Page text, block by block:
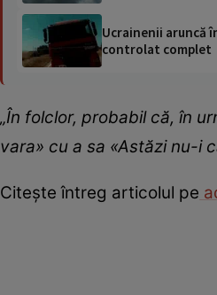
Ucrainenii aruncă
controlat complet
„În folclor, probabil că, în
vara» cu a sa «Astăzi nu-i
Citește întreg articolul pe